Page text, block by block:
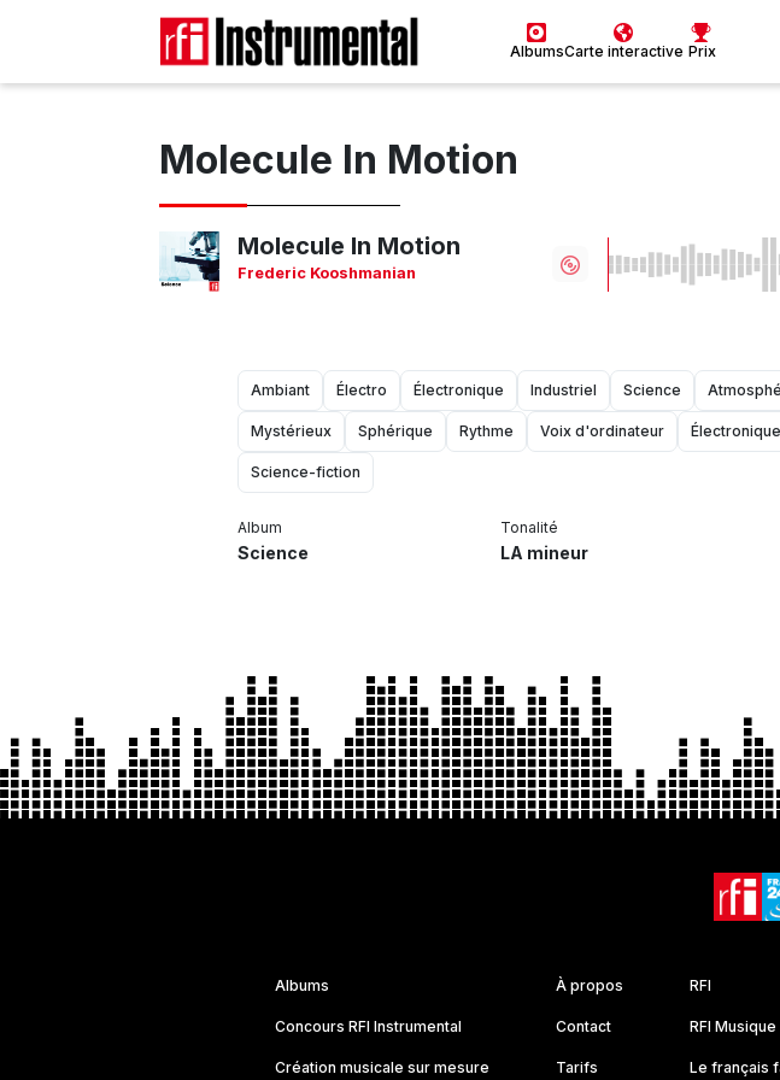
AlbumsCarte interactive Prix
Molecule In Motion
Molecule In Motion
Frederic Kooshmanian
Ambiant Électro Électronique Industriel Science
Mystérieux Sphérique Rythme Voix d'ordinateur Électronique
Science-fiction
Album
Science
Tonalité
LA mineur
Albums
Concours RFI Instrumental
Création musicale sur mesure
À propos
Contact
Tarifs
RFI
RFI Musique
Le français